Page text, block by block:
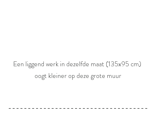
Een liggend werk in dezelfde maat (135x95 cm)
oogt kleiner op deze grote muur